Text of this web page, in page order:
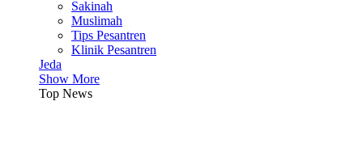
Sakinah
Muslimah
Tips Pesantren
Klinik Pesantren
Jeda
Show More
Top News